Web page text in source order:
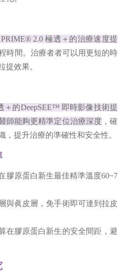
PRIME® 2.0 極透＋的治療速度提
時間。治療者者可以用更短的時
提效果。
＋的DeepSEE™ 即時影像技術提
師能夠更精準定位治療深度，確
，提升治療的準確性和安全性。
膠原蛋白新生最佳精準溫度60~7
與眞皮層，免手術即可達到拉皮
在膠原蛋白新生的安全間距，避